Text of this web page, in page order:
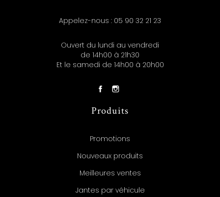
Appelez-nous : 05 90 32 21 23
Ouvert du lundi au vendredi
de 14h00 à 21h30
Et le samedi de 14h00 à 20h00
Produits
Promotions
Nouveaux produits
Meilleures ventes
Jantes par véhicule